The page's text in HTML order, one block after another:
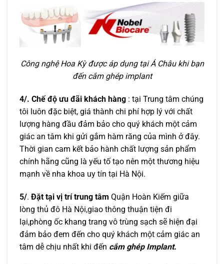
Công nghệ Hoa Kỳ được áp dụng tại Á Châu khi bạn
đến cắm ghép implant
4/. Chế độ ưu đãi khách hàng : tại Trung tâm chúng
tôi luôn đặc biệt, giá thành chi phí hợp lý với chất
lượng hàng đầu đảm bảo cho quý khách một cảm
giác an tâm khi gửi gắm hàm răng của mình ở đây.
Thời gian cam kết bảo hành chất lượng sản phẩm
chính hãng cũng là yếu tố tạo nên một thương hiệu
mạnh về nha khoa uy tín tại Hà Nội.
5/. Đặt tại vị trí trung tâm Quận Hoàn Kiếm giữa
lòng thủ đô Hà Nội,giao thông thuận tiện đi
lại,phòng ốc khang trang vô trùng sạch sẽ hiện đại
đảm bảo đem đến cho quý khách một cảm giác an
tâm dễ chịu nhất khi đến cắm ghép Implant.